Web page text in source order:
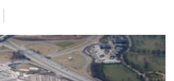
CỦA MỸ: QUÁ KHỨ VÀ HIỆN